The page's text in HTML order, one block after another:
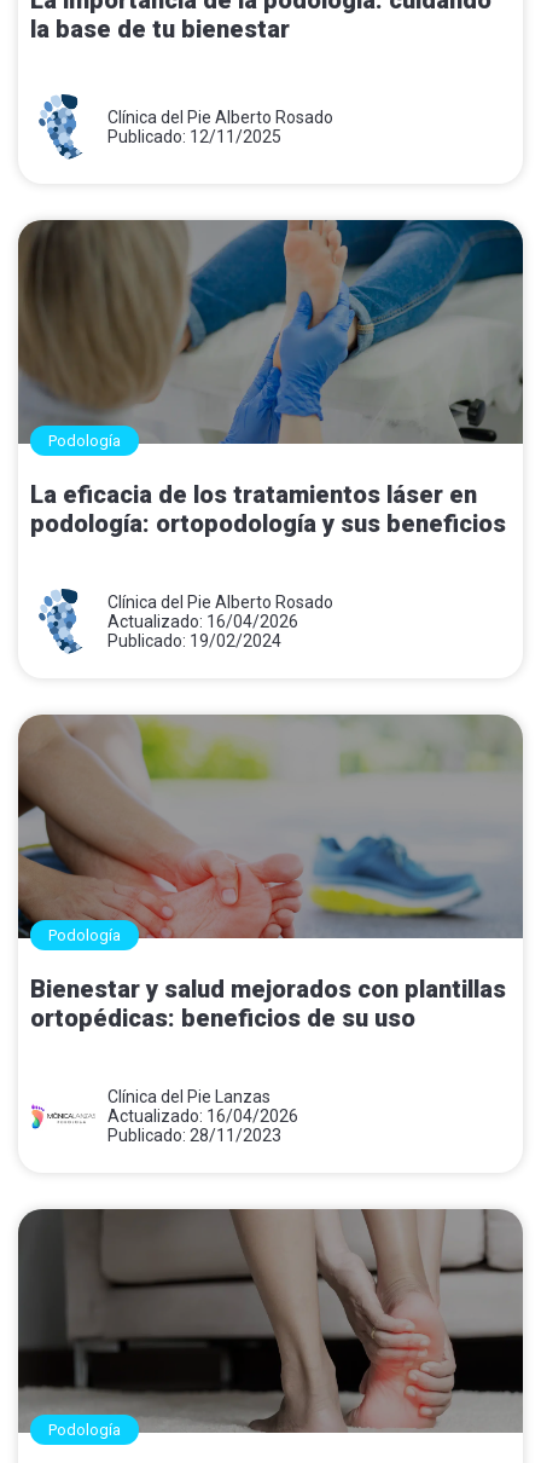
la base de tu bienestar
Clínica del Pie Alberto Rosado
Publicado: 12/11/2025
Podología
La eficacia de los tratamientos láser en
podología: ortopodología y sus beneficios
Clínica del Pie Alberto Rosado
Actualizado: 16/04/2026
Publicado: 19/02/2024
Podología
Bienestar y salud mejorados con plantillas
ortopédicas: beneficios de su uso
Clínica del Pie Lanzas
Actualizado: 16/04/2026
Publicado: 28/11/2023
Podología